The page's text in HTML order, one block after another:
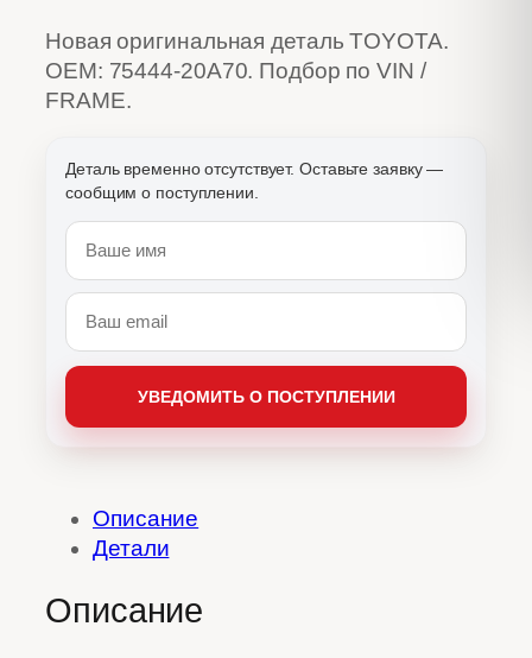
Новая оригинальная деталь TOYOTA.
OEM: 75444-20A70. Подбор по VIN /
FRAME.
Описание
Детали
Описание